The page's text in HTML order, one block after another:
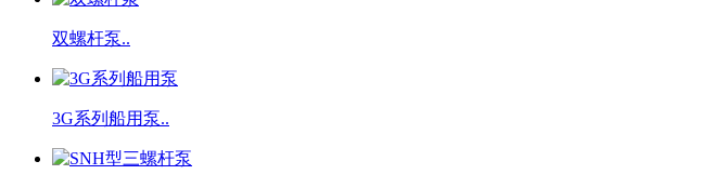
双螺杆泵..
3G系列船用泵..